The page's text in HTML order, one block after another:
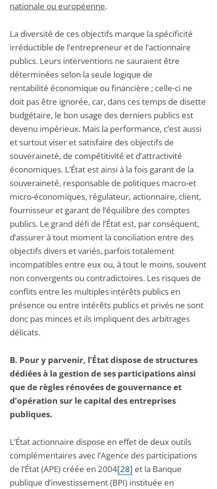
nationale ou européenne.
La diversité de ces objectifs marque la spécificité
irréductible de l’entrepreneur et de l’actionnaire
publics. Leurs interventions ne sauraient être
déterminées selon la seule logique de
rentabilité économique ou financière ; celle-ci ne
doit pas être ignorée, car, dans ces temps de disette
budgétaire, le bon usage des derniers publics est
devenu impérieux. Mais la performance, c’est aussi
et surtout viser et satisfaire des objectifs de
souveraineté, de compétitivité et d’attractivité
économiques. L’État est ainsi à la fois garant de la
souveraineté, responsable de politiques macro-et
micro-économiques, régulateur, actionnaire, client,
fournisseur et garant de l’équilibre des comptes
publics. Le grand défi de l’État est, par conséquent,
d’assurer à tout moment la conciliation entre des
objectifs divers et variés, parfois totalement
incompatibles entre eux ou, à tout le moins, souvent
non convergents ou contradictoires. Les risques de
conflits entre les multiples intérêts publics en
présence ou entre intérêts publics et privés ne sont
donc pas minces et ils impliquent des arbitrages
délicats.
B. Pour y parvenir, l’État dispose de structures
dédiées à la gestion de ses participations ainsi
que de règles rénovées de gouvernance et
d’opération sur le capital des entreprises
publiques.
L’État actionnaire dispose en effet de deux outils
complémentaires avec l’Agence des participations
de l’État (APE) créée en 2004[28] et la Banque
publique d’investissement (BPI) instituée en